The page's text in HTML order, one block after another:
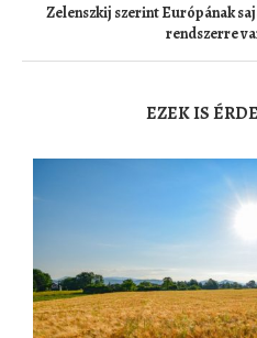
Zelenszkij szerint Európának
rendszerre
EZEK IS